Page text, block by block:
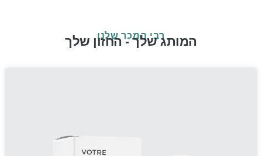
רבי המכר שלנו
המותג שלך - החזון שלך